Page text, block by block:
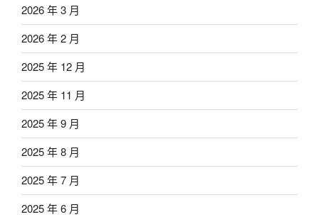
2026 年 3 月
2026 年 2 月
2025 年 12 月
2025 年 11 月
2025 年 9 月
2025 年 8 月
2025 年 7 月
2025 年 6 月